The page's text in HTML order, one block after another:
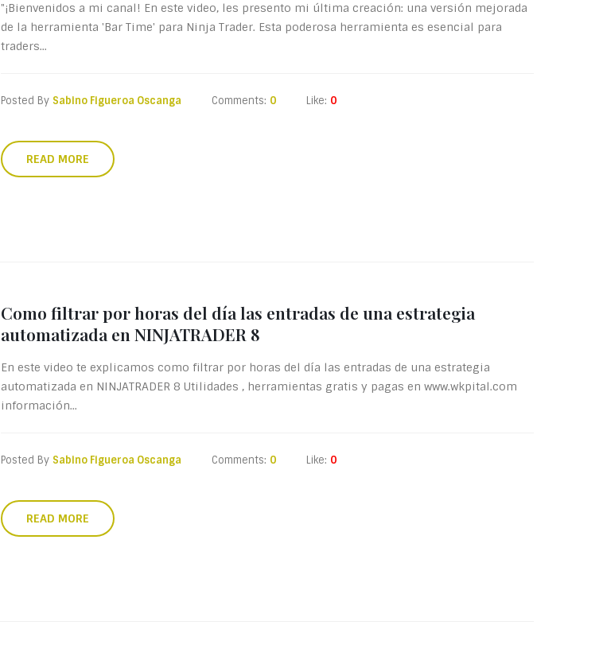
"¡Bienvenidos a mi canal! En este video, les presento mi última creación: una versión mejorada
de la herramienta 'Bar Time' para Ninja Trader. Esta poderosa herramienta es esencial para
traders...
Posted By Sabino Figueroa Oscanga Comments: 0 Like: 0
READ MORE
Como filtrar por horas del día las entradas de una estrategia
automatizada en NINJATRADER 8
En este video te explicamos como filtrar por horas del día las entradas de una estrategia
automatizada en NINJATRADER 8 Utilidades , herramientas gratis y pagas en www.wkpital.com
información...
Posted By Sabino Figueroa Oscanga Comments: 0 Like: 0
READ MORE